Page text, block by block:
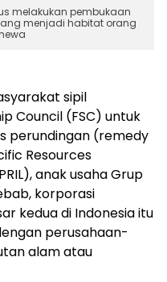
melakukan pembukaan
menjadi habitat orang
sipil
Council (FSC) untuk
perundingan (remedy
Resources
anak usaha Grup
korporasi
kedua di Indonesia itu
perusahaan-
alam atau